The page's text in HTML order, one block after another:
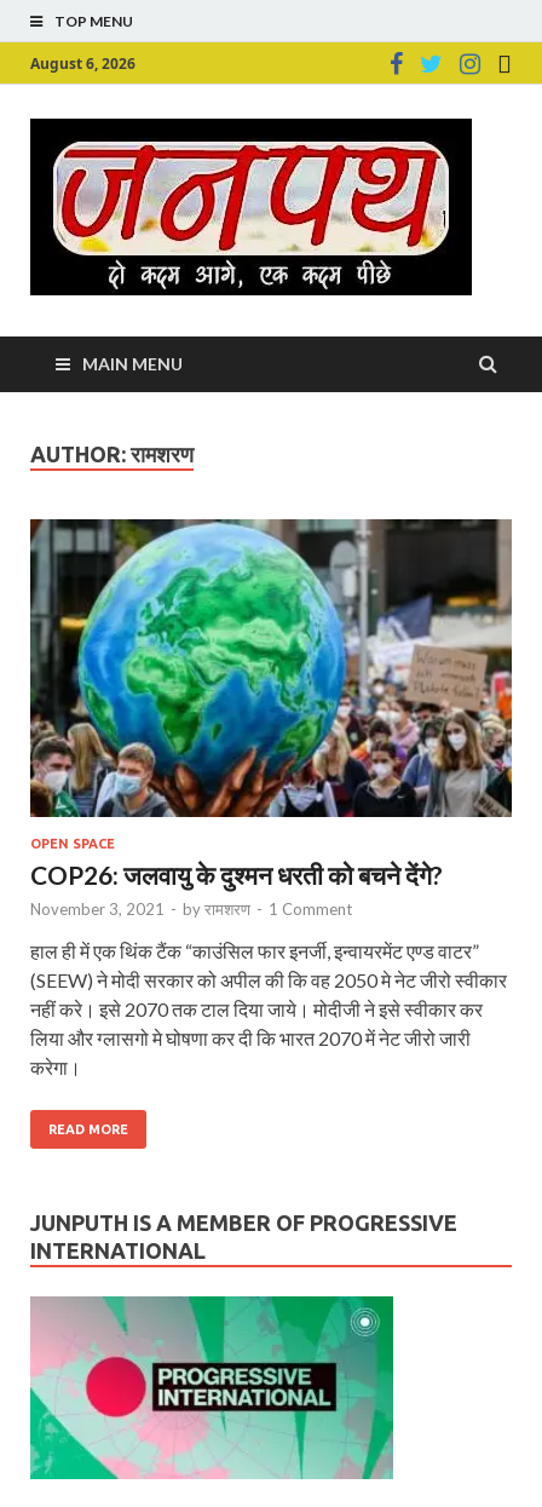
TOP MENU
August 6, 2026
MAIN MENU
AUTHOR:रामशरण
OPEN SPACE
COP26: जलवायु के दुश्मन धरती को बचने देंगे?
November 3, 2021 - byरामशरण - 1 Comment
हाल ही में एक थिंक टैंक “काउंसिल फार इनर्जी, इन्वायरमेंट एण्ड वाटर”
(SEEW) ने मोदी सरकार को अपील की कि वह 2050 मे नेट जीरो स्वीकार
नहीं करे। इसे 2070 तक टाल दिया जाये। मोदीजी ने इसे स्वीकार कर
लिया और ग्लासगो मे घोषणा कर दी कि भारत 2070 में नेट जीरो जारी
करेगा।
READ MORE
JUNPUTH IS A MEMBER OF PROGRESSIVE
INTERNATIONAL